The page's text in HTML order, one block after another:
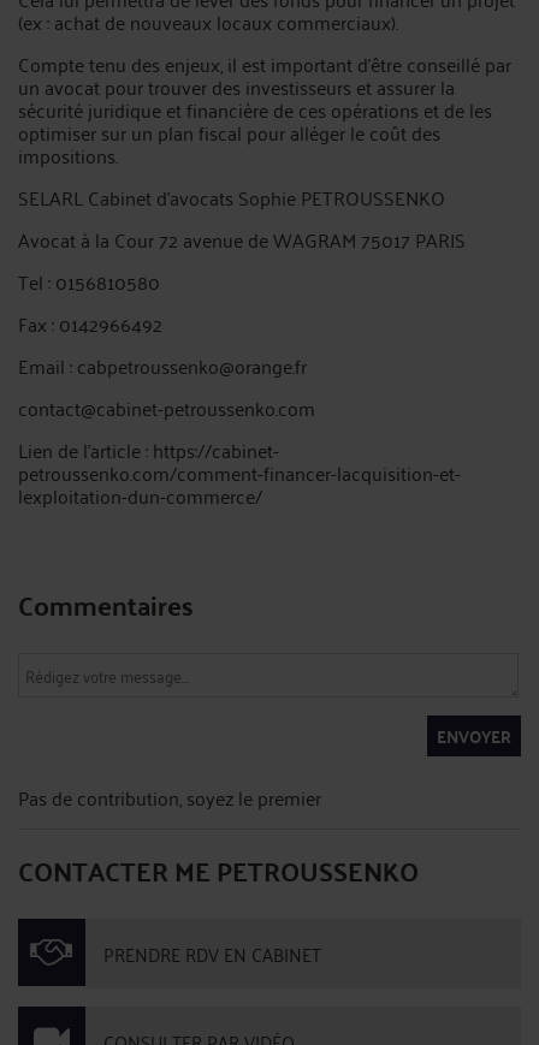
(ex : achat de nouveaux locaux commerciaux).
Compte tenu des enjeux, il est important d’être conseillé par
un avocat pour trouver des investisseurs et assurer la
sécurité juridique et financière de ces opérations et de les
optimiser sur un plan fiscal pour alléger le coût des
impositions.
SELARL Cabinet d’avocats Sophie PETROUSSENKO
Avocat à la Cour 72 avenue de WAGRAM 75017 PARIS
Tel : 0156810580
Fax : 0142966492
Email : cabpetroussenko@orange.fr
contact@cabinet-petroussenko.com
Lien de l'article : https://cabinet-
petroussenko.com/comment-financer-lacquisition-et-
lexploitation-dun-commerce/
Commentaires
ENVOYER
Pas de contribution, soyez le premier
CONTACTER ME PETROUSSENKO
PRENDRE RDV EN CABINET